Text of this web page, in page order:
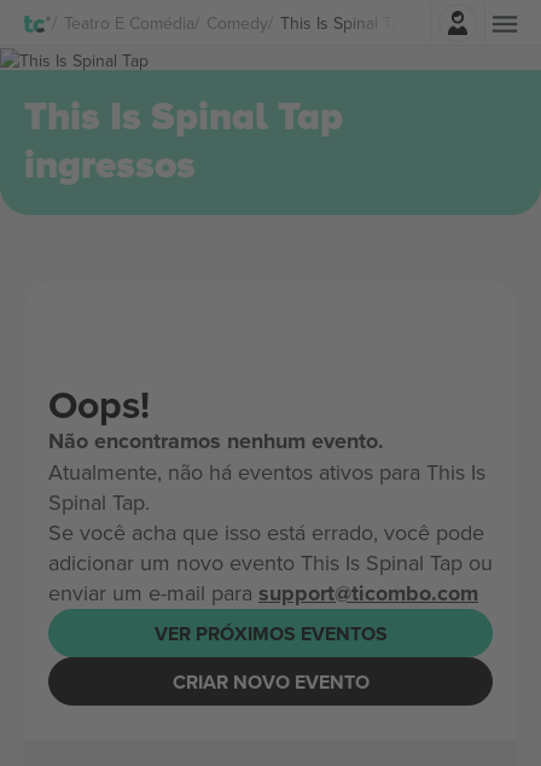
Teatro E Comédia Comedy This Is Spinal Tap Ingressos
Entrar
This Is Spinal Tap
ingressos
Oops!
Não encontramos nenhum evento.
Atualmente, não há eventos ativos para This Is
Spinal Tap.
Se você acha que isso está errado, você pode
adicionar um novo evento This Is Spinal Tap ou
enviar um e-mail para support@ticombo.com
VER PRÓXIMOS EVENTOS
CRIAR NOVO EVENTO